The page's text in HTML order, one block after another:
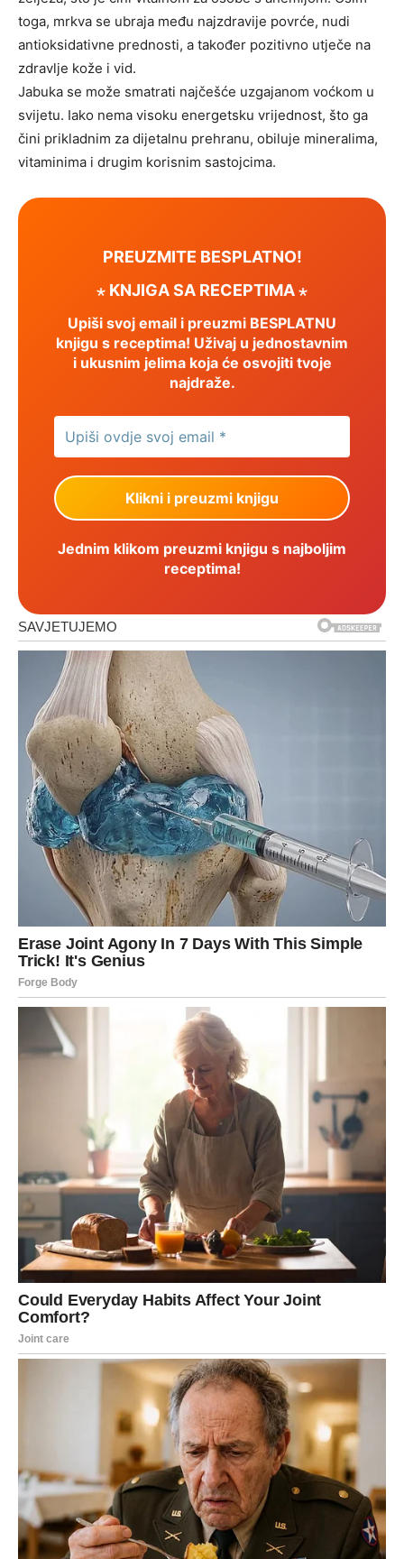
toga, mrkva se ubraja među najzdravije povrće, nudi
antioksidativne prednosti, a također pozitivno utječe na
zdravlje kože i vid.
Jabuka se može smatrati najčešće uzgajanom voćkom u
svijetu. Iako nema visoku energetsku vrijednost, što ga
čini prikladnim za dijetalnu prehranu, obiluje mineralima,
vitaminima i drugim korisnim sastojcima.
PREUZMITE BESPLATNO!
⋆ KNJIGA SA RECEPTIMA ⋆
Upiši svoj email i preuzmi BESPLATNU
knjigu s receptima! Uživaj u jednostavnim
i ukusnim jelima koja će osvojiti tvoje
najdraže.
Jednim klikom preuzmi knjigu s najboljim
receptima!